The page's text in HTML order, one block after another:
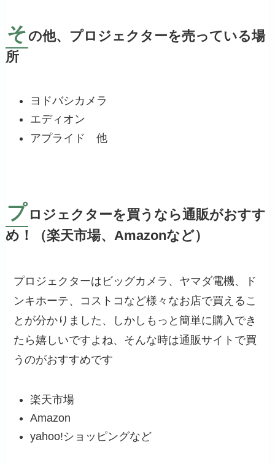
そ の他、プロジェクターを売っている場
所
ヨドバシカメラ
エディオン
アプライド 他
プ ロジェクターを買うなら通販がおすす
め！（楽天市場、Amazonなど）
プロジェクターはビッグカメラ、ヤマダ電機、ド
ンキホーテ、コストコなど様々なお店で買えるこ
とが分かりました、しかしもっと簡単に購入でき
たら嬉しいですよね、そんな時は通販サイトで買
うのがおすすめです
楽天市場
Amazon
yahoo!ショッピングなど